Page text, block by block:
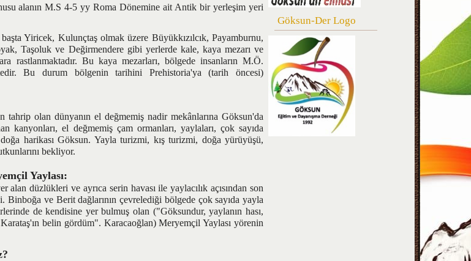
alanın M.S 4-5 yy Roma Dönemine ait Antik bir yerleşim yeri
Yiricek, Kulunçtaş olmak üzere Büyükkızılcık, Payamburnu,
Taşoluk ve Değirmendere gibi yerlerde kale, kaya mezarı ve
rastlanmaktadır. Bu kaya mezarları, bölgede insanların M.Ö.
Bu durum bölgenin tarihini Prehistoria'ya (tarih öncesi)
olan dünyanın el değmemiş nadir mekânlarına Göksun'da
kanyonları, el değmemiş çam ormanları, yaylaları, çok sayıda
harikası Göksun. Yayla turizmi, kış turizmi, doğa yürüyüşü,
bekliyor.
Yaylası:
düzlükleri ve ayrıca serin havası ile yaylacılık açısından son
ve Berit dağlarının çevrelediği bölgede çok sayıda yayla
de kendisine yer bulmuş olan ("Göksundur, yaylanın hası,
belin gördüm". Karacaoğlan) Meryemçil Yaylası yörenin
Göksun-Der Logo